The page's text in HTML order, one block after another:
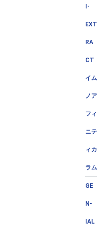
I-
EXT
RA
CT
イム
ノア
フィ
ニテ
ィカ
ラム
GE
N-
IAL